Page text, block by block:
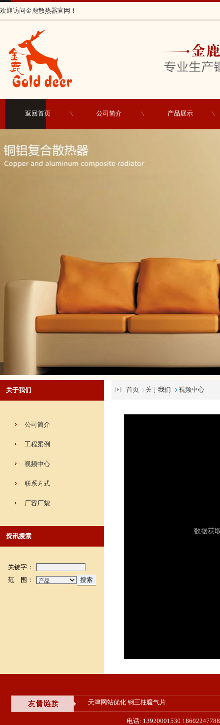
欢迎访问金鹿散热器官网！
返回首页 公司简介 产品展示
关于我们
公司简介
工程案例
视频中心
联系方式
厂容厂貌
资讯搜索
关键字：
范 围：
首页 关于我们 视频中心
天津网站优化 钢三柱暖气片
电话: 13920001530